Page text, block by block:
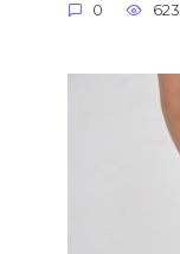
0 623